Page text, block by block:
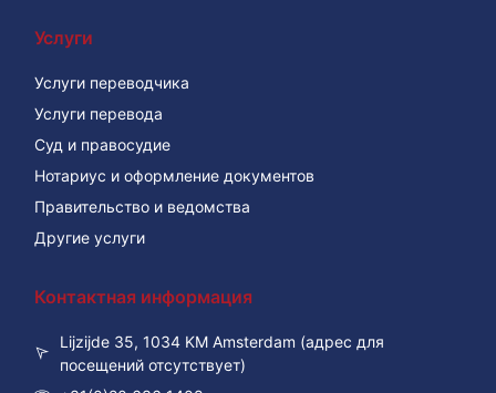
Услуги
Услуги переводчика
Услуги перевода
Суд и правосудие
Нотариус и оформление документов
Правительство и ведомства
Другие услуги
Контактная информация
Lijzijde 35, 1034 KM Amsterdam (адрес для
посещений отсутствует)